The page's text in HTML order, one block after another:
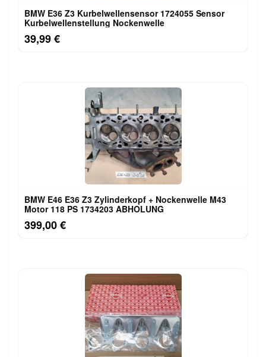
BMW E36 Z3 Kurbelwellensensor 1724055 Sensor
Kurbelwellenstellung Nockenwelle
39,99 €
BMW E46 E36 Z3 Zylinderkopf + Nockenwelle M43
Motor 118 PS 1734203 ABHOLUNG
399,00 €